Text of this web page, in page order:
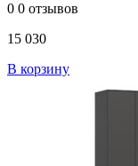
0 0 отзывов
15 030
В корзину